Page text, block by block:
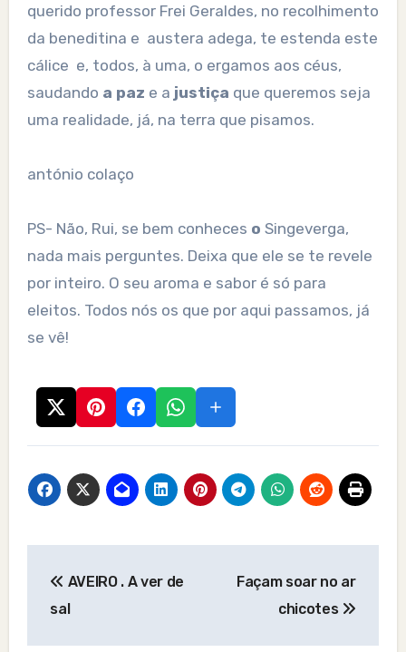
querido professor Frei Geraldes, no recolhimento
da beneditina e austera adega, te estenda este
cálice e, todos, à uma, o ergamos aos céus,
saudando a paz e a justiça que queremos seja
uma realidade, já, na terra que pisamos.
antónio colaço
PS- Não, Rui, se bem conheces o Singeverga,
nada mais perguntes. Deixa que ele se te revele
por inteiro. O seu aroma e sabor é só para
eleitos. Todos nós os que por aqui passamos, já
se vê!
navigation
AVEIRO . A ver de
sal
Façam soar no ar
chicotes